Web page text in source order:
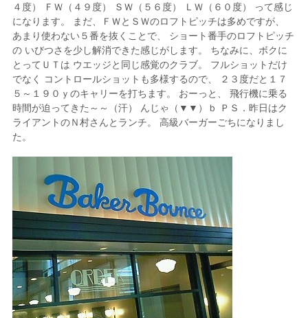
４度） ＦＷ（４９度） ＳＷ（５６度） ＬＷ（６０度） って感じ
になります。 まだ、ＦＷとＳＷのロフトピッチは多めですが、
あまり使わない５番を抜くことで、 ショート番手のロフトピッチ
の いびつさを少し解消できた感じがします。 ちなみに、ボクに
とってＵＴは ウエッジと同じ感覚のクラブ。 フルショットだけ
でなく コントロールショットも多様するので、 ２３度だと１７
５～１９０ｙのキャリーを打ちます。 おーっと、 飛行機に乗る
時間が迫ってきた～～（汗） んじゃ（▼▼）ｂ ＰＳ．昨日はク
ライアントのＮ村さんとランチ。 高級バーガーごちになりまし
た。